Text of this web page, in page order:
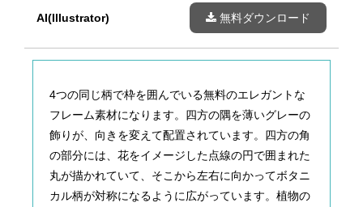
AI(Illustrator) 無料ダウンロード
4つの同じ柄で枠を囲んでいる無料のエレガントな
フレーム素材になります。四方の隅を薄いグレーの
飾りが、向きを変えて配置されています。四方の角
の部分には、花をイメージした点線の円で囲まれた
丸が描かれていて、そこから左右に向かってボタニ
カル柄が対称になるように広がっています。植物の